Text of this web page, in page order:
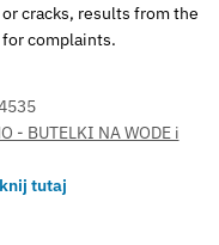
cracks, results from the
for complaints.
- BUTELKI NA WODE i
tutaj